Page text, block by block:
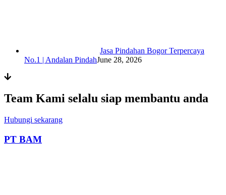
Jasa Pindahan Bogor Terpercaya
No.1 | Andalan PindahJune 28, 2026
Team Kami selalu siap membantu anda
Hubungi sekarang
PT BAM